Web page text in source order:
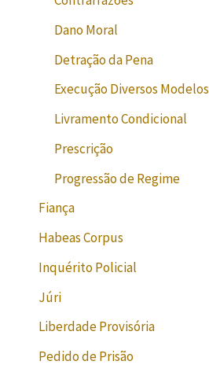
Dano Moral
Detração da Pena
Execução Diversos Modelos
Livramento Condicional
Prescrição
Progressão de Regime
Fiança
Habeas Corpus
Inquérito Policial
Júri
Liberdade Provisória
Pedido de Prisão